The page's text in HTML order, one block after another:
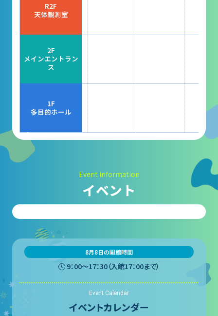
多目的ホール
作品展
大村賞
科学館で働きたい方へ
実験・展示分野のアルバイト募集
インフォメーション アルバイト募集
科学館ボランティア募集
職場体験・実習・CST
博物館実習について
R2F
天体観測室
2F
メインエントラン
ス
1F
多目的ホール
Event information
イベント
8月8日の開館時間
9：00〜17：30（入館17：00まで）
Event Calendar
イベントカレンダー